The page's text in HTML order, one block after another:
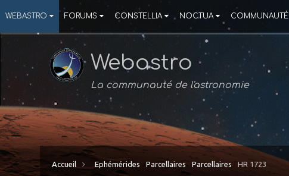
WEBASTRO FORUMS CONSTELLIA NOCTUA COMMUNAUTÉ
Webastro
La communauté de l'astronomie
Accueil Ephémérides Parcellaires Parcellaires HR 1723